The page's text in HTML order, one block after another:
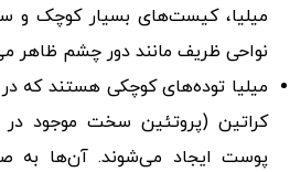
میلیا، کیست‌های بسیار کوچک و
نواحی ظریف مانند دور چشم ظاهر
میلیا توده‌های کوچکی هستند که
کراتین (پروتئین سخت موجود
پوست ایجاد می‌شوند. آن‌ها